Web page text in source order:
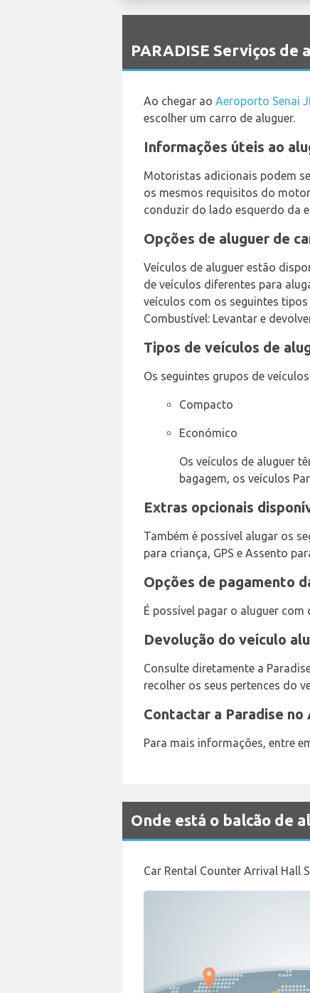
PARADISE Serviços
Ao chegar ao Aeroporto Senai
escolher um carro de aluguer.
Informações úteis ao
Motoristas adicionais podem
os mesmos requisitos do
conduzir do lado esquerdo da
Opções de aluguer de
Veículos de aluguer estão
de veículos diferentes para
veículos com os seguintes
Combustível: Levantar e
Tipos de veículos de
Os seguintes grupos de
Compacto
Económico
Os veículos de aluguer
bagagem, os veículos
Extras opcionais
Também é possível alugar os
para criança, GPS e Assento
Opções de pagamento
É possível pagar o aluguer
Devolução do veículo
Consulte diretamente a
recolher os seus pertences do
Contactar a Paradise
Para mais informações, entre
Onde está o balcão de
Car Rental Counter Arrival Hall